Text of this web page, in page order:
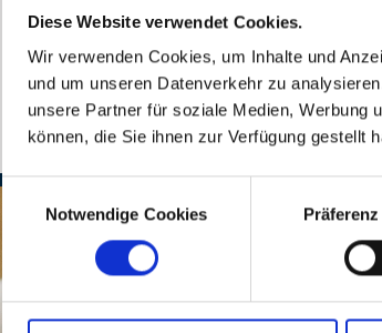
Diese Website verwendet Cookies.
Wir verwenden Cookies, um Inhalte und
und um unseren Datenverkehr zu
unsere Partner für soziale Medien, Werbung
können, die Sie ihnen zur Verfügung gestellt
Consent
SelectionNotwendige Cookies